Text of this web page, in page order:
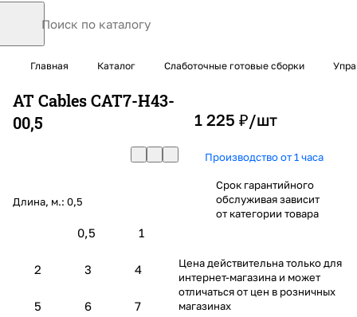
Главная Каталог Слаботочные готовые сборки
AT Cables CAT7-H43-
00,5
Длина, м.: 0,5
0,5 1
2 3 4
5 6 7
1 225 ₽/шт
Производство от 1 часа
Срок гарантийного
обслуживая зависит
от категории товара
Цена действительна только для
интернет-магазина и может
отличаться от цен в розничных
магазинах